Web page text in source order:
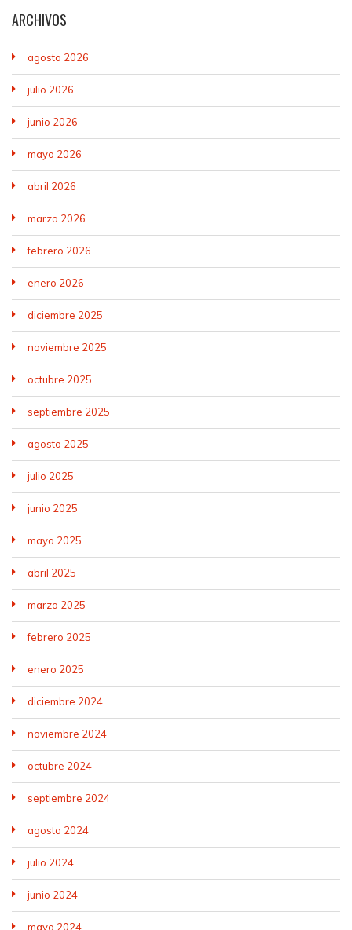
ARCHIVOS
agosto 2026
julio 2026
junio 2026
mayo 2026
abril 2026
marzo 2026
febrero 2026
enero 2026
diciembre 2025
noviembre 2025
octubre 2025
septiembre 2025
agosto 2025
julio 2025
junio 2025
mayo 2025
abril 2025
marzo 2025
febrero 2025
enero 2025
diciembre 2024
noviembre 2024
octubre 2024
septiembre 2024
agosto 2024
julio 2024
junio 2024
mayo 2024